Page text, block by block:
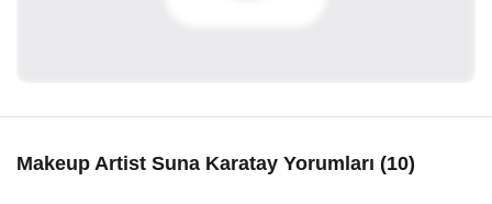
Makeup Artist Suna Karatay Yorumları (10)